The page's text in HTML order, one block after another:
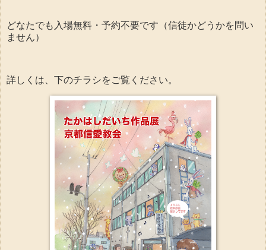
どなたでも入場無料・予約不要です（信徒かどうかを問い
ません）
詳しくは、下のチラシをご覧ください。